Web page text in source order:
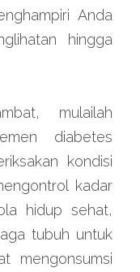
Anda
hingga
mulailah
diabetes
kondisi
kadar
hidup sehat,
tubuh untuk
mengonsumsi